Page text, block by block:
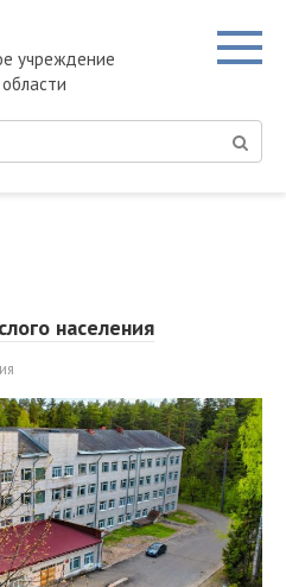
учреждение
населения